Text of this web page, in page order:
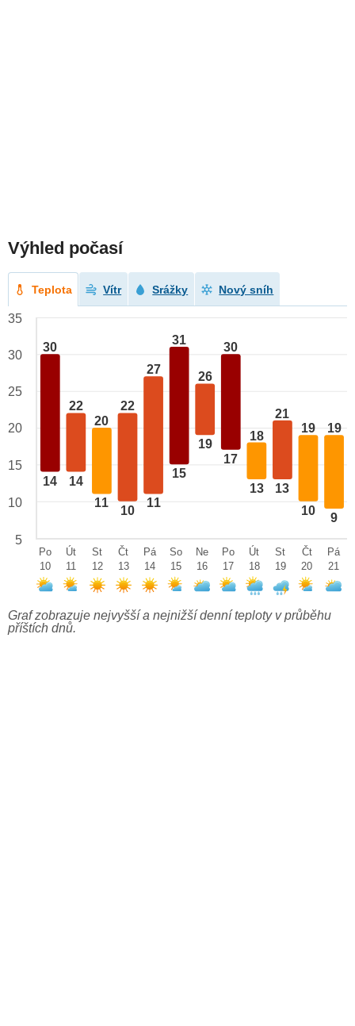
Výhled počasí
Teplota Vítr Srážky Nový sníh
30
14
22
14
20
11
22
10
27
11
31
15
26
19
30
17
18
13
21
13
19
10
19
9
35
30
25
20
15
10
5
Po
10
Út
11
St
12
Čt
13
Pá
14
So
15
Ne
16
Po
17
Út
18
St
19
Čt
20
Pá
21
Graf zobrazuje nejvyšší a nejnižší denní teploty v průběhu
příštích dnů.